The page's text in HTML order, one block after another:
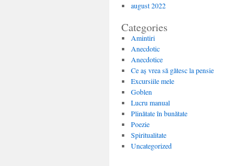
august 2022
Categories
Amintiri
Anecdotic
Anecdotice
Ce aș vrea să gătesc la pensie
Excursiile mele
Goblen
Lucru manual
Plinătate în bunătate
Poezie
Spiritualitate
Uncategorized